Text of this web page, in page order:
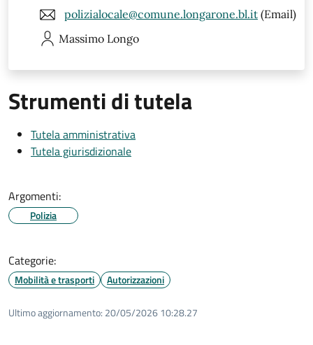
polizialocale@comune.longarone.bl.it (Email)
Massimo Longo
Strumenti di tutela
Tutela amministrativa
Tutela giurisdizionale
Argomenti:
Polizia
Categorie:
Mobilità e trasporti Autorizzazioni
Ultimo aggiornamento: 20/05/2026 10:28.27